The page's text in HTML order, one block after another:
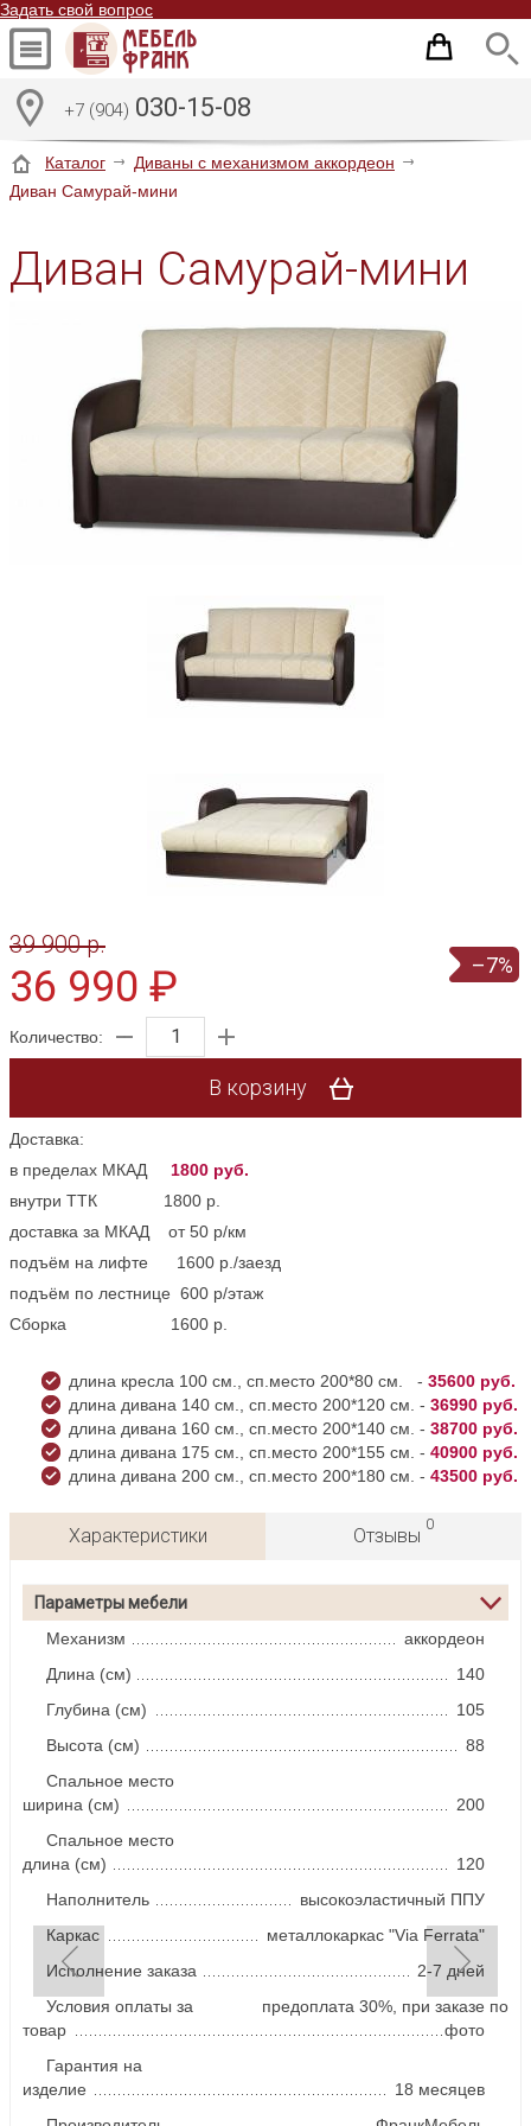
Задать свой вопрос
+7 (904) 030-15-08
Каталог
Диваны с механизмом аккордеон
Диван Самурай-мини
Диван Самурай-мини
39 900 p.
–7%
36 990 ₽
Количество:
В корзину
Доставка:
в пределах МКАД 1800 руб.
внутри ТТК 1800 р.
доставка за МКАД от 50 р/км
подъём на лифте 1600 р./заезд
подъём по лестнице 600 р/этаж
Сборка 1600 р.
длина кресла 100 см., сп.место 200*80 см. - 35600 руб.
длина дивана 140 см., сп.место 200*120 см. - 36990 руб.
длина дивана 160 см., сп.место 200*140 см. - 38700 руб.
длина дивана 175 см., сп.место 200*155 см. - 40900 руб.
длина дивана 200 см., сп.место 200*180 см. - 43500 руб.
Характеристики Отзывы
0
Параметры мебели
Механизм
аккордеон
Длина (см)
140
Глубина (см)
105
Высота (см)
88
Спальное место
ширина (см)
200
Спальное место
длина (см)
120
Наполнитель
высокоэластичный ППУ
Каркас
металлокаркас "Via Ferrata"
Исполнение заказа
2-7 дней
Условия оплаты за
товар
предоплата 30%, при заказе по
фото
Гарантия на
изделие
18 месяцев